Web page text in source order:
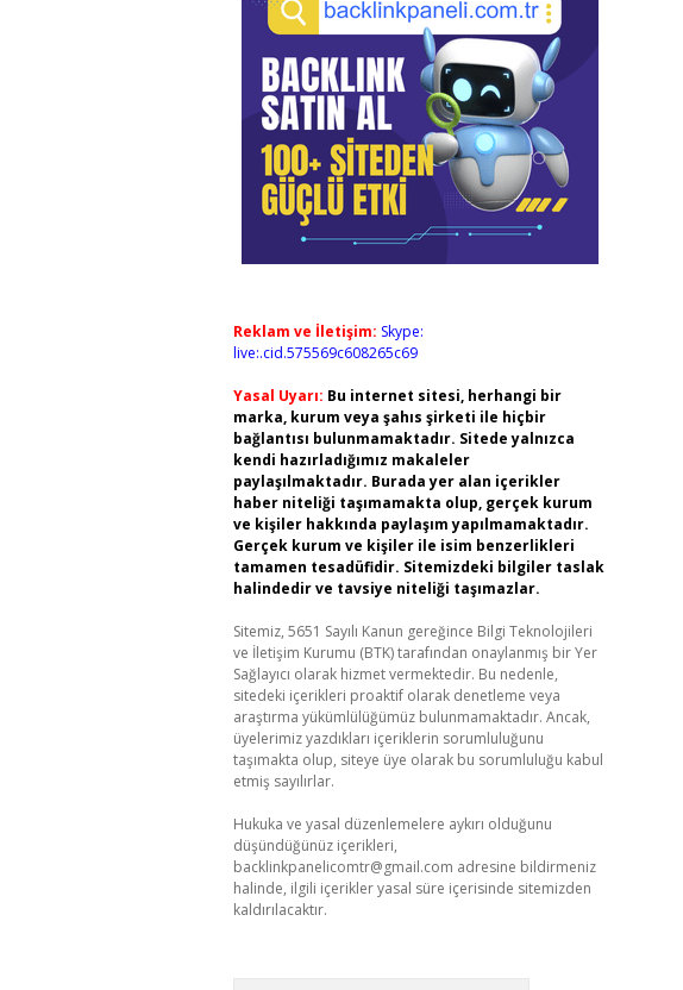
Reklam ve İletişim: Skype:
live:.cid.575569c608265c69
Yasal Uyarı: Bu internet sitesi, herhangi bir
marka, kurum veya şahıs şirketi ile hiçbir
bağlantısı bulunmamaktadır. Sitede yalnızca
kendi hazırladığımız makaleler
paylaşılmaktadır. Burada yer alan içerikler
haber niteliği taşımamakta olup, gerçek kurum
ve kişiler hakkında paylaşım yapılmamaktadır.
Gerçek kurum ve kişiler ile isim benzerlikleri
tamamen tesadüfidir. Sitemizdeki bilgiler taslak
halindedir ve tavsiye niteliği taşımazlar.
Sitemiz, 5651 Sayılı Kanun gereğince Bilgi Teknolojileri
ve İletişim Kurumu (BTK) tarafından onaylanmış bir Yer
Sağlayıcı olarak hizmet vermektedir. Bu nedenle,
sitedeki içerikleri proaktif olarak denetleme veya
araştırma yükümlülüğümüz bulunmamaktadır. Ancak,
üyelerimiz yazdıkları içeriklerin sorumluluğunu
taşımakta olup, siteye üye olarak bu sorumluluğu kabul
etmiş sayılırlar.
Hukuka ve yasal düzenlemelere aykırı olduğunu
düşündüğünüz içerikleri,
backlinkpanelicomtr@gmail.com adresine bildirmeniz
halinde, ilgili içerikler yasal süre içerisinde sitemizden
kaldırılacaktır.